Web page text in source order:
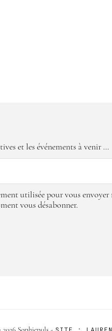
et les événements à venir …
utilisée pour vous
vous désabonner.